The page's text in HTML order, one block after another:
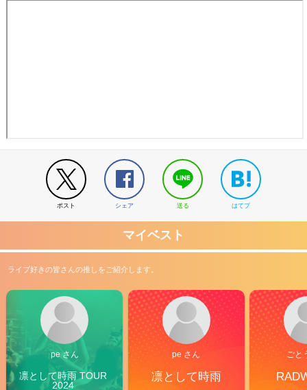
ポスト シェア 送る はてブ
マイベスト
ライブ好きの皆さんの推しをご紹介します。
pe さん
凛として時雨 TOUR
2024
pe さん
凛として時雨
ごと